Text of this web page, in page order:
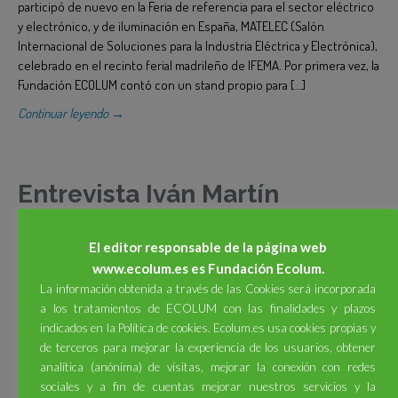
participó de nuevo en la Feria de referencia para el sector eléctrico
y electrónico, y de iluminación en España, MATELEC (Salón
Internacional de Soluciones para la Industria Eléctrica y Electrónica),
celebrado en el recinto ferial madrileño de IFEMA. Por primera vez, la
Fundación ECOLUM contó con un stand propio para […]
Continuar leyendo →
Entrevista Iván Martín
COMERCIAL
15 Sep 2012 | EnEntrevistas |
Bienvenido, Iván. Eres el último fichaje de la Fundación ECOLUM;
¿desde cuándo trabajas para la Fundación y qué crees que ha sido
El editor responsable de la página web
www.ecolum.es es Fundación Ecolum.
La información obtenida a través de las Cookies será incorporada
a los tratamientos de ECOLUM con las finalidades y plazos
indicados en la Política de cookies. Ecolum.es usa cookies propias y
de terceros para mejorar la experiencia de los usuarios, obtener
analítica (anónima) de visitas, mejorar la conexión con redes
sociales y a fin de cuentas mejorar nuestros servicios y la